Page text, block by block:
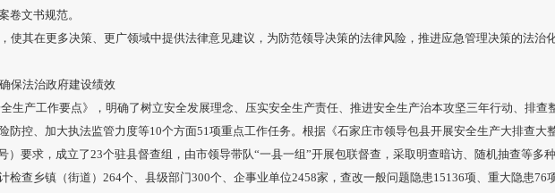
卷文书规范。
使其在更多决策、更广领域中提供法律意见建议，为防范领导决策的法律风险，推进应急管理决策的法治化
保法治政府建设绩效
生产工作要点》，明确了树立安全发展理念、压实安全生产责任、推进安全生产治本攻坚三年行动、排查
防控、加大执法监管力度等10个方面51项重点工作任务。根据《石家庄市领导包县开展安全生产大排查大
）要求，成立了23个驻县督查组，由市领导带队“一县一组”开展包联督查，采取明查暗访、随机抽查等多
检查乡镇（街道）264个、县级部门300个、企事业单位2458家，查改一般问题隐患15136项、重大隐患76项